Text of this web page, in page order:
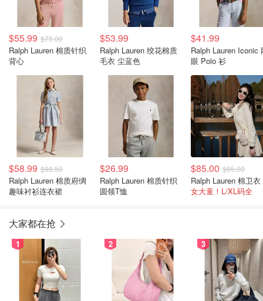
$55.99 $75.00
Ralph Lauren 棉质针织
背心
$53.99
Ralph Lauren 绞花棉质
毛衣 尘蓝色
$41.99
Ralph Lauren Iconic
眼 Polo 衫
$58.99 $98.50
Ralph Lauren 棉质府绸
趣味衬衫连衣裙
$26.99
Ralph Lauren 棉质针织
圆领T恤
$85.00 $95.00
女大童！L/XL码全
大家都在抢
1 2 3